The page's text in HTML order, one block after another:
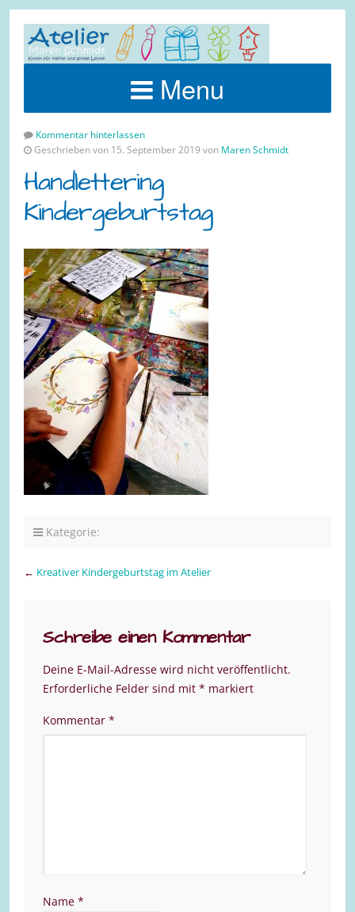
Menu
Kommentar hinterlassen
Geschrieben von 15. September 2019 von Maren Schmidt
Handlettering
Kindergeburtstag
Kategorie:
← Kreativer Kindergeburtstag im Atelier
Schreibe einen Kommentar
Deine E-Mail-Adresse wird nicht veröffentlicht.
Erforderliche Felder sind mit * markiert
Kommentar *
Name *